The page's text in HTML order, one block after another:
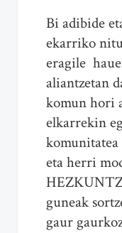
Bi adibide
ekarriko
eragile
aliantzetan
komun hori
elkarrekin
eta herri
guneak
gaur